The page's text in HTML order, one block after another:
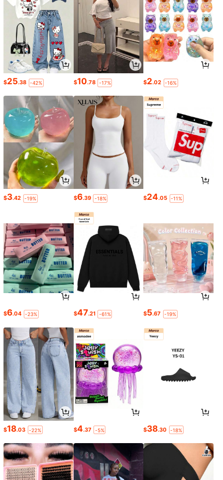
$25.38 -42% $10.78 -17% $2.02 -16%
$3.42 -19% $6.39 -18% $24.05 -11%
$6.04 -23% $47.21 -61% $5.67 -19%
$18.03 -22% $4.37 -5% $38.30 -18%